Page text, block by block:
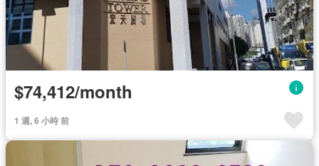
$74,412/month
1 週, 6 小時 前